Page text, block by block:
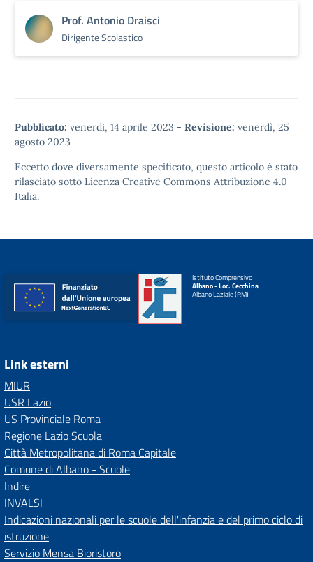
Prof. Antonio Draisci
Dirigente Scolastico
Pubblicato: venerdì, 14 aprile 2023 - Revisione: venerdì, 25
agosto 2023
Eccetto dove diversamente specificato, questo articolo è stato
rilasciato sotto Licenza Creative Commons Attribuzione 4.0
Italia.
Istituto Comprensivo
Albano - Loc. Cecchina
Albano Laziale (RM)
Link esterni
MIUR
USR Lazio
US Provinciale Roma
Regione Lazio Scuola
Città Metropolitana di Roma Capitale
Comune di Albano - Scuole
Indire
INVALSI
Indicazioni nazionali per le scuole dell'infanzia e del primo ciclo di
istruzione
Servizio Mensa Bioristoro